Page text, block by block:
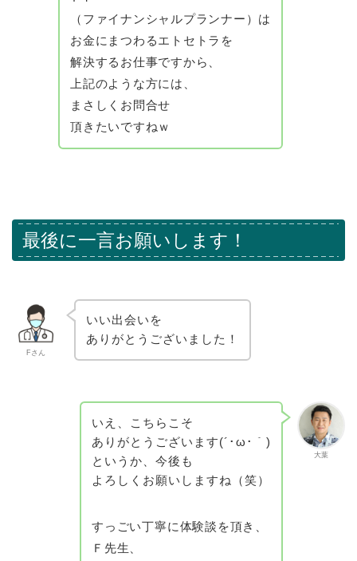
（ファイナンシャルプランナー）は
お金にまつわるエトセトラを
解決するお仕事ですから、
上記のような方には、
まさしくお問合せ
頂きたいですねｗ
最後に一言お願いします！
Fさん
いい出会いを
ありがとうございました！
大葉
いえ、こちらこそ
ありがとうございます(´･ω･｀)
というか、今後も
よろしくお願いしますね（笑）
すっごい丁寧に体験談を頂き、
Ｆ先生、